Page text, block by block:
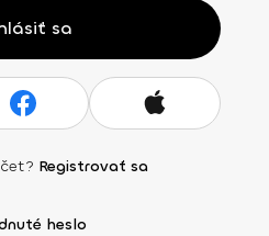
sa
Registrovať sa
heslo